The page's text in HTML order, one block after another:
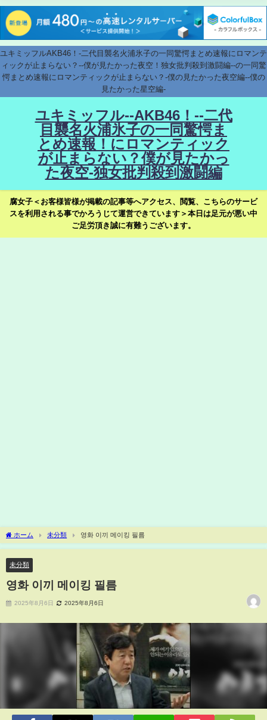
ユキミッフルAKB46！-二代目襲名火浦氷子の一同驚愕まとめ速報にロマンテ
ィックが止まらない？--僕が見たかった夜空！独女批判殺到激闘編--の一同驚
愕まとめ速報にロマンティックが止まらない？-僕の見たかった夜空編--僕の
見たかった星空編-
ユキミッフル--AKB46！--二代
目襲名火浦氷子の一同驚愕ま
とめ速報！にロマンティック
が止まらない？僕が見たかっ
た夜空-独女批判殺到激闘編
腐女子＜お客様皆様が掲載の記事等へアクセス、閲覧、こちらのサービ
スを利用される事でかろうじて運営できています＞本日は足元が悪い中
ご足労頂き誠に有難うございます。
ホーム 未分類 영화 이끼 메이킹 필름
未分類
영화 이끼 메이킹 필름
2025年8月6日 2025年8月6日